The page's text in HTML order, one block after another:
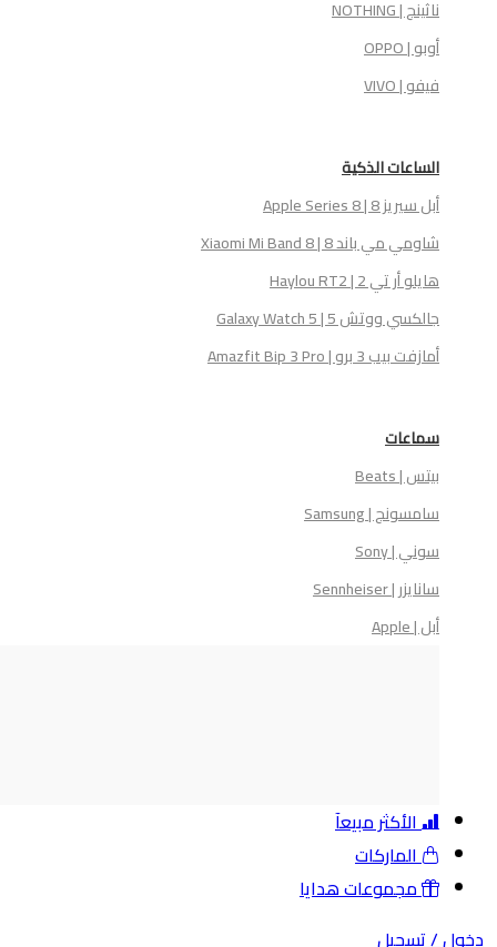
ناثينج | NOTHING
فيفو | VIVO
الساعات الذكية
أبل سيريز 8 | Apple Series 8
شاومي مي باند 8 | Xiaomi Mi Band 8
هايلو أر تي 2 | Haylou RT2
جالكسي ووتش 5 | Galaxy Watch 5
أمازفت بيب 3 برو | Amazfit Bip 3 Pro
سماعات
بيتس | Beats
سامسونج | Samsung
سوني | Sony
سانايزر | Sennheiser
الأكثر مبيعآ
الماركات
مجموعات هدايا
/تسجيل